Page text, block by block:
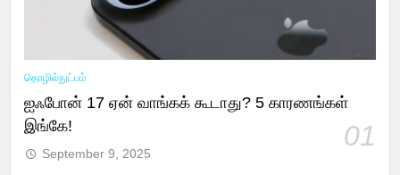
தொழில்நுட்பம்
ஐஃபோன் 17 ஏன் வாங்கக் கூடாது? 5 காரணங்கள்
இங்கே!
01
September 9, 2025